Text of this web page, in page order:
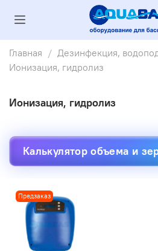
Главная
Дезинфекция,
Ионизация, гидролиз
Ионизация, гидролиз
Калькулятор объема и
Предзаказ